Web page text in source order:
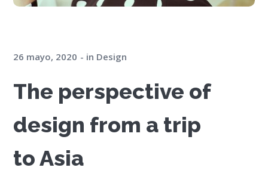
26 mayo, 2020 in Design
The perspective of
design from a trip
to Asia